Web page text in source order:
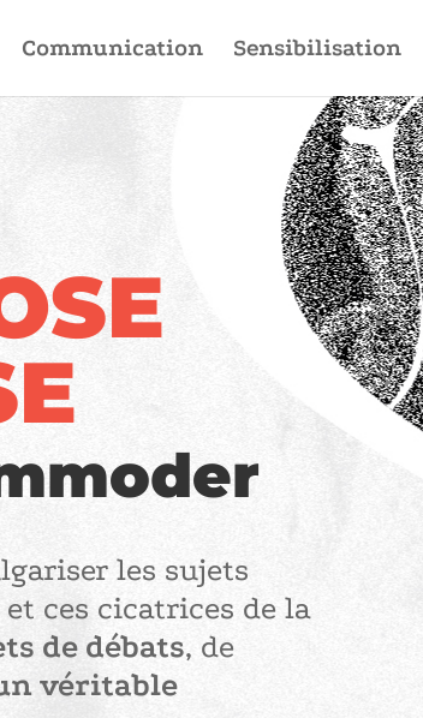
Communication Sensibilisation
les sujets
ces cicatrices de la
de débats, de
véritable